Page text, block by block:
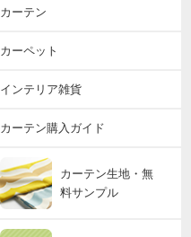
カーテン
カーペット
インテリア雑貨
カーテン購入ガイド
カーテン生地・無
料サンプル